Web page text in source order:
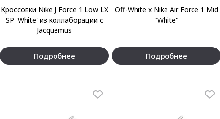
Кроссовки Nike J Force 1 Low LX
SP 'White' из коллаборации с
Jacquemus
Подробнее
Off-White x Nike Air Force 1 Mid
"White"
Подробнее